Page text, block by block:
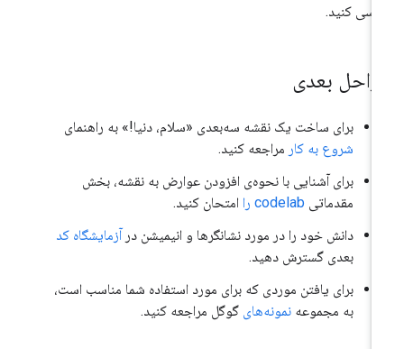
کنید.
بعدی
برای ساخت یک نقشه سه‌بعدی «سلام، دنیا!» به راهنمای
شروع به کارمراجعه کنید.
برای آشنایی با نحوه‌ی افزودن عوارض به نقشه، بخش
مقدماتیcodelab را
امتحان کنید.
دانش خود را در مورد نشانگرها و انیمیشن درآزمایشگاه کد
بعدی گسترش دهید.
برای یافتن موردی که برای مورد استفاده شما مناسب است،
به مجموعهنمونه‌هایگوگل مراجعه کنید.